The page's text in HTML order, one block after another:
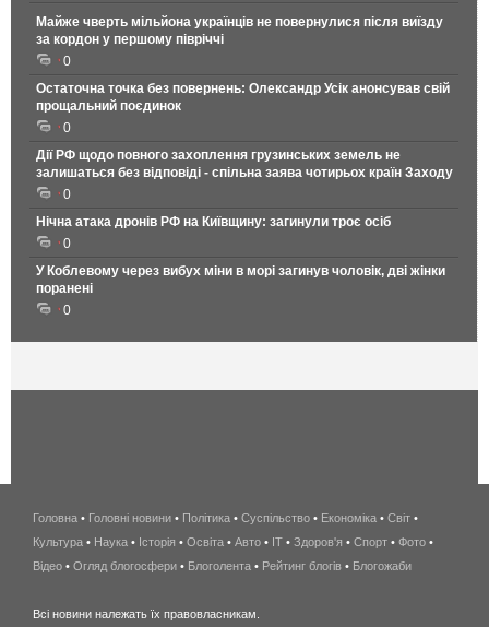
Майже чверть мільйона українців не повернулися після виїзду
за кордон у першому півріччі
0
Остаточна точка без повернень: Олександр Усік анонсував свій
прощальний поєдинок
0
Дії РФ щодо повного захоплення грузинських земель не
залишаться без відповіді - спільна заява чотирьох країн Заходу
0
Нічна атака дронів РФ на Київщину: загинули троє осіб
0
У Коблевому через вибух міни в морі загинув чоловік, дві жінки
поранені
0
беспроводной
интернет
киев
Головна • Головні новини • Політика • Суспільство • Економіка • Світ •
Культура • Наука • Історія • Освіта • Авто • IT • Здоров'я • Спорт • Фото •
Відео • Огляд блогосфери • Блоголента • Рейтинг блогів • Блогожаби
Всі новини належать їх правовласникам.